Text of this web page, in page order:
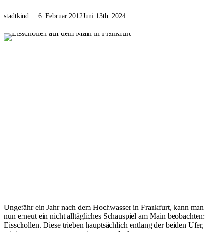
stadtkind 6. Februar 2012Juni 13th, 2024
Ungefähr ein Jahr nach dem Hochwasser in Frankfurt, kann man
nun erneut ein nicht alltägliches Schauspiel am Main beobachten:
Eisschollen. Diese trieben hauptsächlich entlang der beiden Ufer,